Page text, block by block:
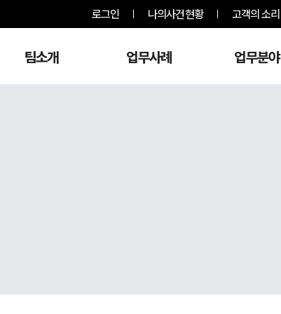
로그인 나의사건현황 고객의 소리
팀소개 업무사례 업무분야